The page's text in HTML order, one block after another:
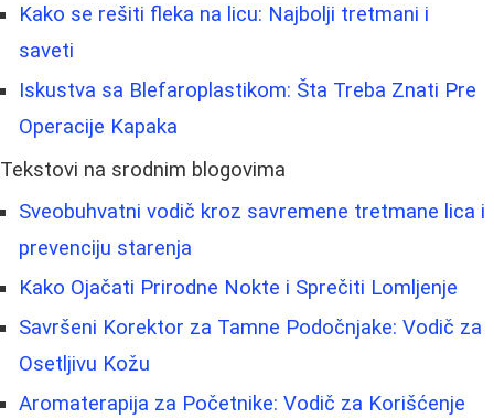
Kako se rešiti fleka na licu: Najbolji tretmani i
saveti
Iskustva sa Blefaroplastikom: Šta Treba Znati Pre
Operacije Kapaka
Tekstovi na srodnim blogovima
Sveobuhvatni vodič kroz savremene tretmane lica i
prevenciju starenja
Kako Ojačati Prirodne Nokte i Sprečiti Lomljenje
Savršeni Korektor za Tamne Podočnjake: Vodič za
Osetljivu Kožu
Aromaterapija za Početnike: Vodič za Korišćenje